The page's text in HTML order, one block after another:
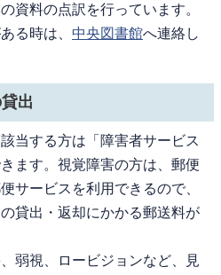
資料の点訳を行っています。
る時は、 中央図書館へ連絡し
出
当する方は「障害者サービス
ます。視覚障害の方は、郵便
サービスを利用できるので、
貸出・返却にかかる郵送料が
弱視、ロービジョンなど、見